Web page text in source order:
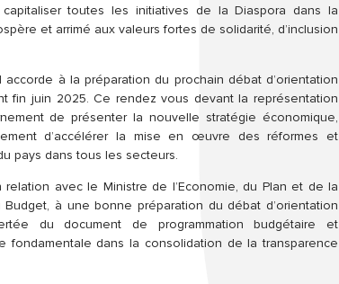
toutes les initiatives de la Diaspora dans la
et arrimé aux valeurs fortes de solidarité, d’inclusion
accorde à la préparation du prochain débat d’orientation
fin juin 2025. Ce rendez vous devant la représentation
de présenter la nouvelle stratégie économique,
d’accélérer la mise en œuvre des réformes et
pays dans tous les secteurs.
avec le Ministre de l’Economie, du Plan et de la
à une bonne préparation du débat d’orientation
du document de programmation budgétaire et
fondamentale dans la consolidation de la transparence